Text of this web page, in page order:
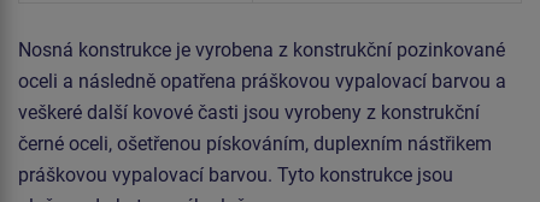
Nosná konstrukce je vyrobena z konstrukční pozinkované
oceli a následně opatřena práškovou vypalovací barvou a
veškeré další kovové časti jsou vyrobeny z konstrukční
černé oceli, ošetřenou pískováním, duplexním nástřikem
práškovou vypalovací barvou. Tyto konstrukce jsou